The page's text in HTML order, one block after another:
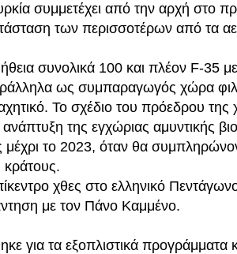
συμμετέχει από την αρχή στο
των περισσοτέρων από τα
συνολικά 100 και πλέον F-35
ως συμπαραγωγός χώρα
Το σχέδιο του πρόεδρου
ανάπτυξη της εγχώριας αμυντικής
το 2023, όταν θα
κράτους.
χθες στο ελληνικό
με τον Πάνο Καμμένο.
για τα εξοπλιστικά προγράμματα